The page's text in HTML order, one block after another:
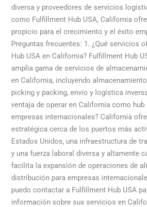
diversa y proveedores de servicios
como Fulfillment Hub USA, California
propicio para el crecimiento y el éxito
Preguntas frecuentes: 1. ¿Qué servicios
Hub USA en California? Fulfillment Hub
amplia gama de servicios de
en California, incluyendo
picking y packing, envío y logística
ventaja de operar en California como
empresas internacionales? California
estratégica cerca de los puertos más
Estados Unidos, una infraestructura de
y una fuerza laboral diversa y altamente
facilita la expansión de operaciones de
distribución para empresas
puedo contactar a Fulfillment Hub USA
información sobre sus servicios en